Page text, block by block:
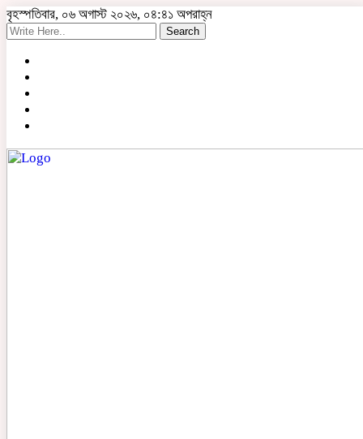
বৃহস্পতিবার, ০৬ অগাস্ট ২০২৬, ০৪:৪১ অপরাহ্ন
Search